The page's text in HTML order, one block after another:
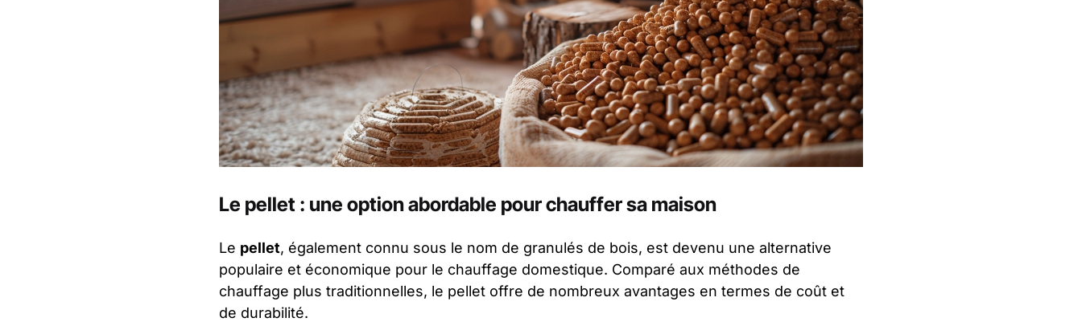
Le pellet : une option abordable pour chauffer sa maison
Le pellet, également connu sous le nom de granulés de bois, est devenu une alternative
populaire et économique pour le chauffage domestique. Comparé aux méthodes de
chauffage plus traditionnelles, le pellet offre de nombreux avantages en termes de coût et
de durabilité.